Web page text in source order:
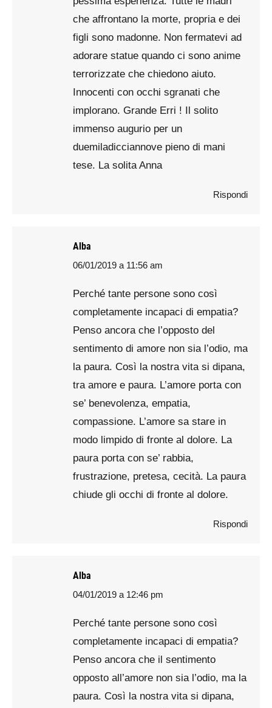
che affrontano la morte, propria e dei
figli sono madonne. Non fermatevi ad
adorare statue quando ci sono anime
terrorizzate che chiedono aiuto.
Innocenti con occhi sgranati che
implorano. Grande Erri ! Il solito
immenso augurio per un
duemiladicciannove pieno di mani
tese. La solita Anna
Rispondi
Alba
says:
06/01/2019 a 11:56 am
Perché tante persone sono così
completamente incapaci di empatia?
Penso ancora che l’opposto del
sentimento di amore non sia l’odio, ma
la paura. Così la nostra vita si dipana,
tra amore e paura. L’amore porta con
se’ benevolenza, empatia,
compassione. L’amore sa stare in
modo limpido di fronte al dolore. La
paura porta con se’ rabbia,
frustrazione, pretesa, cecità. La paura
chiude gli occhi di fronte al dolore.
Rispondi
Alba
says:
04/01/2019 a 12:46 pm
Perché tante persone sono così
completamente incapaci di empatia?
Penso ancora che il sentimento
opposto all’amore non sia l’odio, ma la
paura. Così la nostra vita si dipana,